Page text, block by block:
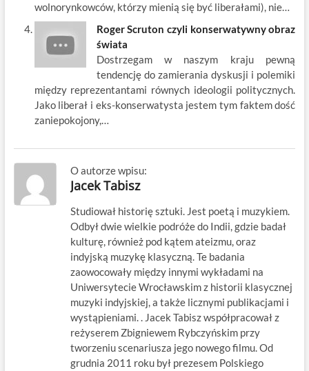
wolnorynkowców, którzy mienią się być liberałami), nie…
Roger Scruton czyli konserwatywny obraz
świata
Dostrzegam w naszym kraju pewną
tendencję do zamierania dyskusji i polemiki
między reprezentantami równych ideologii politycznych.
Jako liberał i eks-konserwatysta jestem tym faktem dość
zaniepokojony,…
O autorze wpisu:
Jacek Tabisz
Studiował historię sztuki. Jest poetą i muzykiem.
Odbył dwie wielkie podróże do Indii, gdzie badał
kulturę, również pod kątem ateizmu, oraz
indyjską muzykę klasyczną. Te badania
zaowocowały między innymi wykładami na
Uniwersytecie Wrocławskim z historii klasycznej
muzyki indyjskiej, a także licznymi publikacjami i
wystąpieniami. . Jacek Tabisz współpracował z
reżyserem Zbigniewem Rybczyńskim przy
tworzeniu scenariusza jego nowego filmu. Od
grudnia 2011 roku był prezesem Polskiego